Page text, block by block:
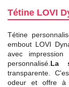
Tétine LOVI
Tétine
embout LOVI
avec
personnalisé. La
transparente.
odeur et offre à